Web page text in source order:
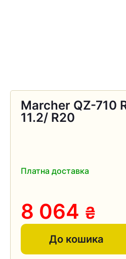
Marcher QZ-710
11.2/ R20
Платна доставка
8 064 ₴
До кошика